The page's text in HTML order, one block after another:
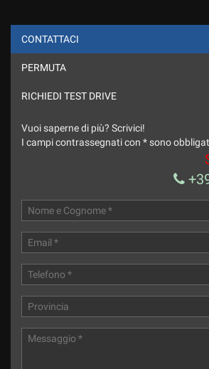
ho letto ed accetto l'informativa privacy *
marketing
Invia la tua
CONTATTACI
PERMUTA
RICHIEDI TEST DRIVE
Vuoi saperne di più? Scrivici!
I campi contrassegnati con * sono